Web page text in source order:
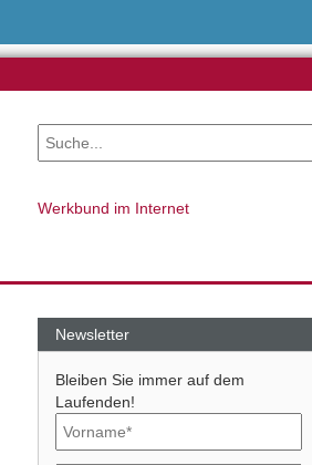
Werkbund im Internet
Newsletter
Bleiben Sie immer auf dem
Laufenden!